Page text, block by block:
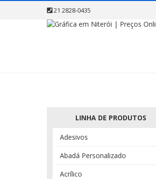
21 2828-0435
LINHA DE PRODUTOS
Adesivos
Abadá Personalizado
Acrílico